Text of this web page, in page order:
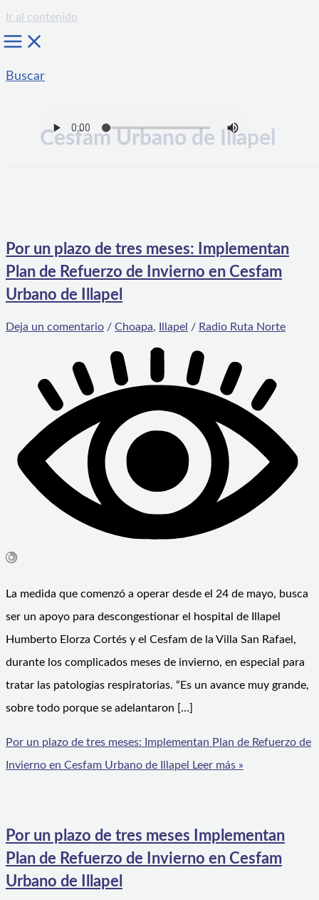
Ir al contenido
Buscar
Cesfam Urbano de Illapel
Por un plazo de tres meses: Implementan
Plan de Refuerzo de Invierno en Cesfam
Urbano de Illapel
Deja un comentario / Choapa, Illapel / Radio Ruta Norte
La medida que comenzó a operar desde el 24 de mayo, busca
ser un apoyo para descongestionar el hospital de Illapel
Humberto Elorza Cortés y el Cesfam de la Villa San Rafael,
durante los complicados meses de invierno, en especial para
tratar las patologías respiratorias. “Es un avance muy grande,
sobre todo porque se adelantaron […]
Por un plazo de tres meses: Implementan Plan de Refuerzo de
Invierno en Cesfam Urbano de Illapel
Leer más »
Por un plazo de tres meses Implementan
Plan de Refuerzo de Invierno en Cesfam
Urbano de Illapel